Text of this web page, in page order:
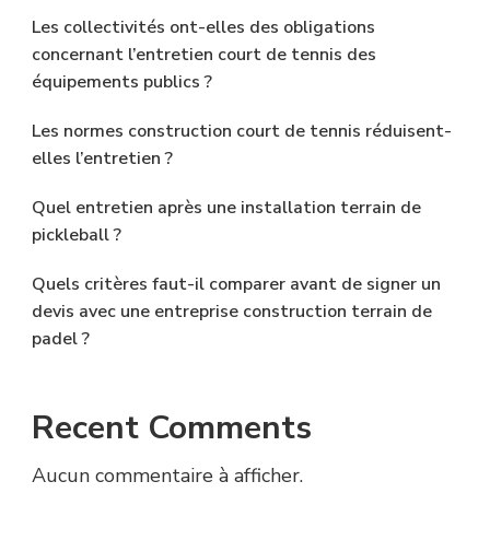
Les collectivités ont-elles des obligations
concernant l’entretien court de tennis des
équipements publics ?
Les normes construction court de tennis réduisent-
elles l’entretien ?
Quel entretien après une installation terrain de
pickleball ?
Quels critères faut-il comparer avant de signer un
devis avec une entreprise construction terrain de
padel ?
Recent Comments
Aucun commentaire à afficher.